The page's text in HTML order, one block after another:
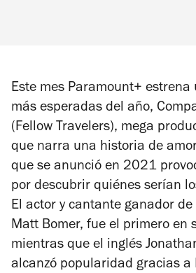
Este mes Paramount+ estrena
más esperadas del año,
(Fellow Travelers), mega
que narra una historia de
que se anunció en 2021
por descubrir quiénes serían
El actor y cantante ganador de
Matt Bomer, fue el primero en
mientras que el inglés
alcanzó popularidad gracias a